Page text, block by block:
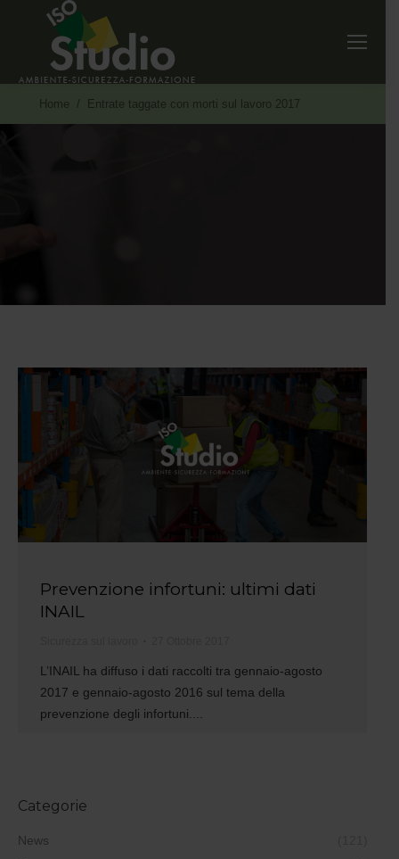
Tu sei qui:
Home Entrate taggate con morti sul lavoro 2017
Prevenzione infortuni: ultimi dati
INAIL
L’INAIL ha diffuso i dati raccolti tra gennaio-agosto
2017 e gennaio-agosto 2016 sul tema della
prevenzione degli infortuni....
Categorie
News